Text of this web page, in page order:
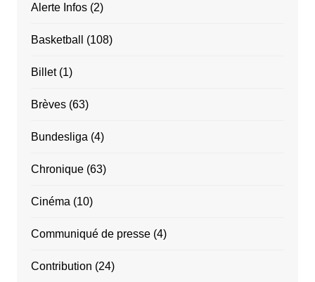
Alerte Infos(2)
Basketball (108)
Billet(1)
Brèves(63)
Bundesliga (4)
Chronique(63)
Cinéma (10)
Communiqué de presse(4)
Contribution (24)